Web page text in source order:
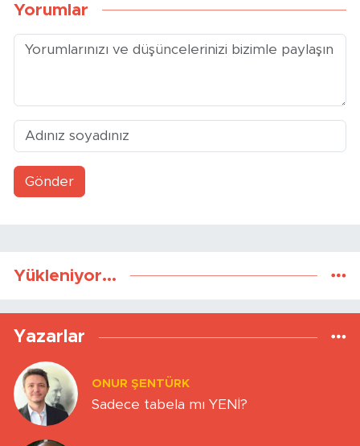
Yorumlar
Gönder
Yükleniyor...
Yazarlar
ONUR ŞENTÜRK
Sadece tabela mı YENİ?